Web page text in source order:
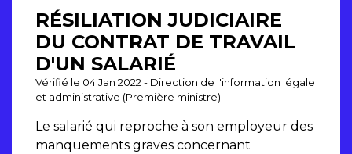
RÉSILIATION JUDICIAIRE
DU CONTRAT DE TRAVAIL
D'UN SALARIÉ
Vérifié le 04 Jan 2022 - Direction de l'information légale
et administrative (Première ministre)
Le salarié qui reproche à son employeur des
manquements graves concernant